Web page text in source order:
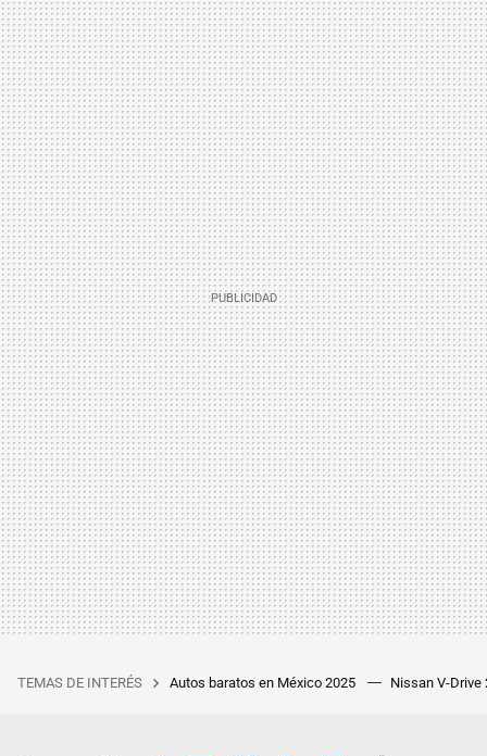
TEMAS DE INTERÉS Autos baratos en México 2025 Nissan V-Drive